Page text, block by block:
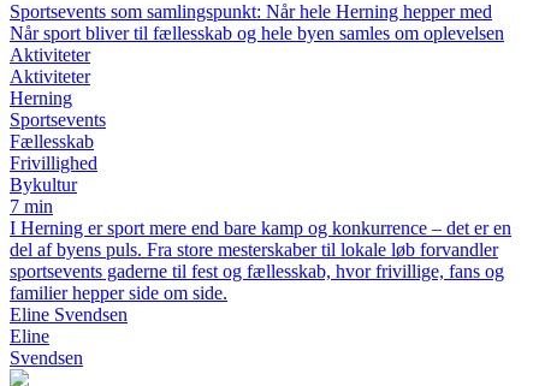
Sportsevents som samlingspunkt: Når hele Herning hepper med
Når sport bliver til fællesskab og hele byen samles om oplevelsen
Aktiviteter
Aktiviteter
Herning
Sportsevents
Fællesskab
Frivillighed
Bykultur
7 min
I Herning er sport mere end bare kamp og konkurrence – det er en
del af byens puls. Fra store mesterskaber til lokale løb forvandler
sportsevents gaderne til fest og fællesskab, hvor frivillige, fans og
familier hepper side om side.
Eline Svendsen
Eline
Svendsen